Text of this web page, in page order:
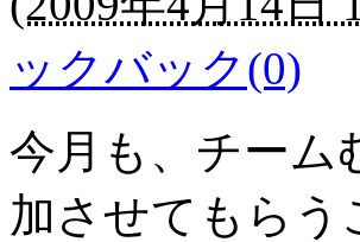
ックバック(0)
今月も、チーム
加させてもらう